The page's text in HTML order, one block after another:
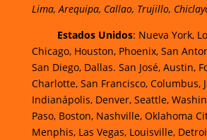
Lima, Arequipa, Callao, Trujillo,
Estados Unidos: Nueva York,
Chicago, Houston, Phoenix, San
San Diego, Dallas. San José, Austin,
Charlotte, San Francisco, Columbus,
Indianápolis, Denver, Seattle,
Paso, Boston, Nashville, Oklahoma
Menphis, Las Vegas, Louisville,